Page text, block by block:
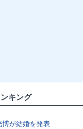
キング
が結婚を発表